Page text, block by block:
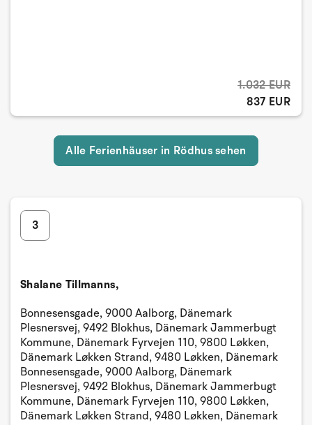
1.032 EUR
837 EUR
Alle Ferienhäuser in Rödhus sehen
3
Shalane Tillmanns,
Bonnesensgade, 9000 Aalborg, Dänemark
Plesnersvej, 9492 Blokhus, Dänemark Jammerbugt
Kommune, Dänemark Fyrvejen 110, 9800 Løkken,
Dänemark Løkken Strand, 9480 Løkken, Dänemark
Bonnesensgade, 9000 Aalborg, Dänemark
Plesnersvej, 9492 Blokhus, Dänemark Jammerbugt
Kommune, Dänemark Fyrvejen 110, 9800 Løkken,
Dänemark Løkken Strand, 9480 Løkken, Dänemark